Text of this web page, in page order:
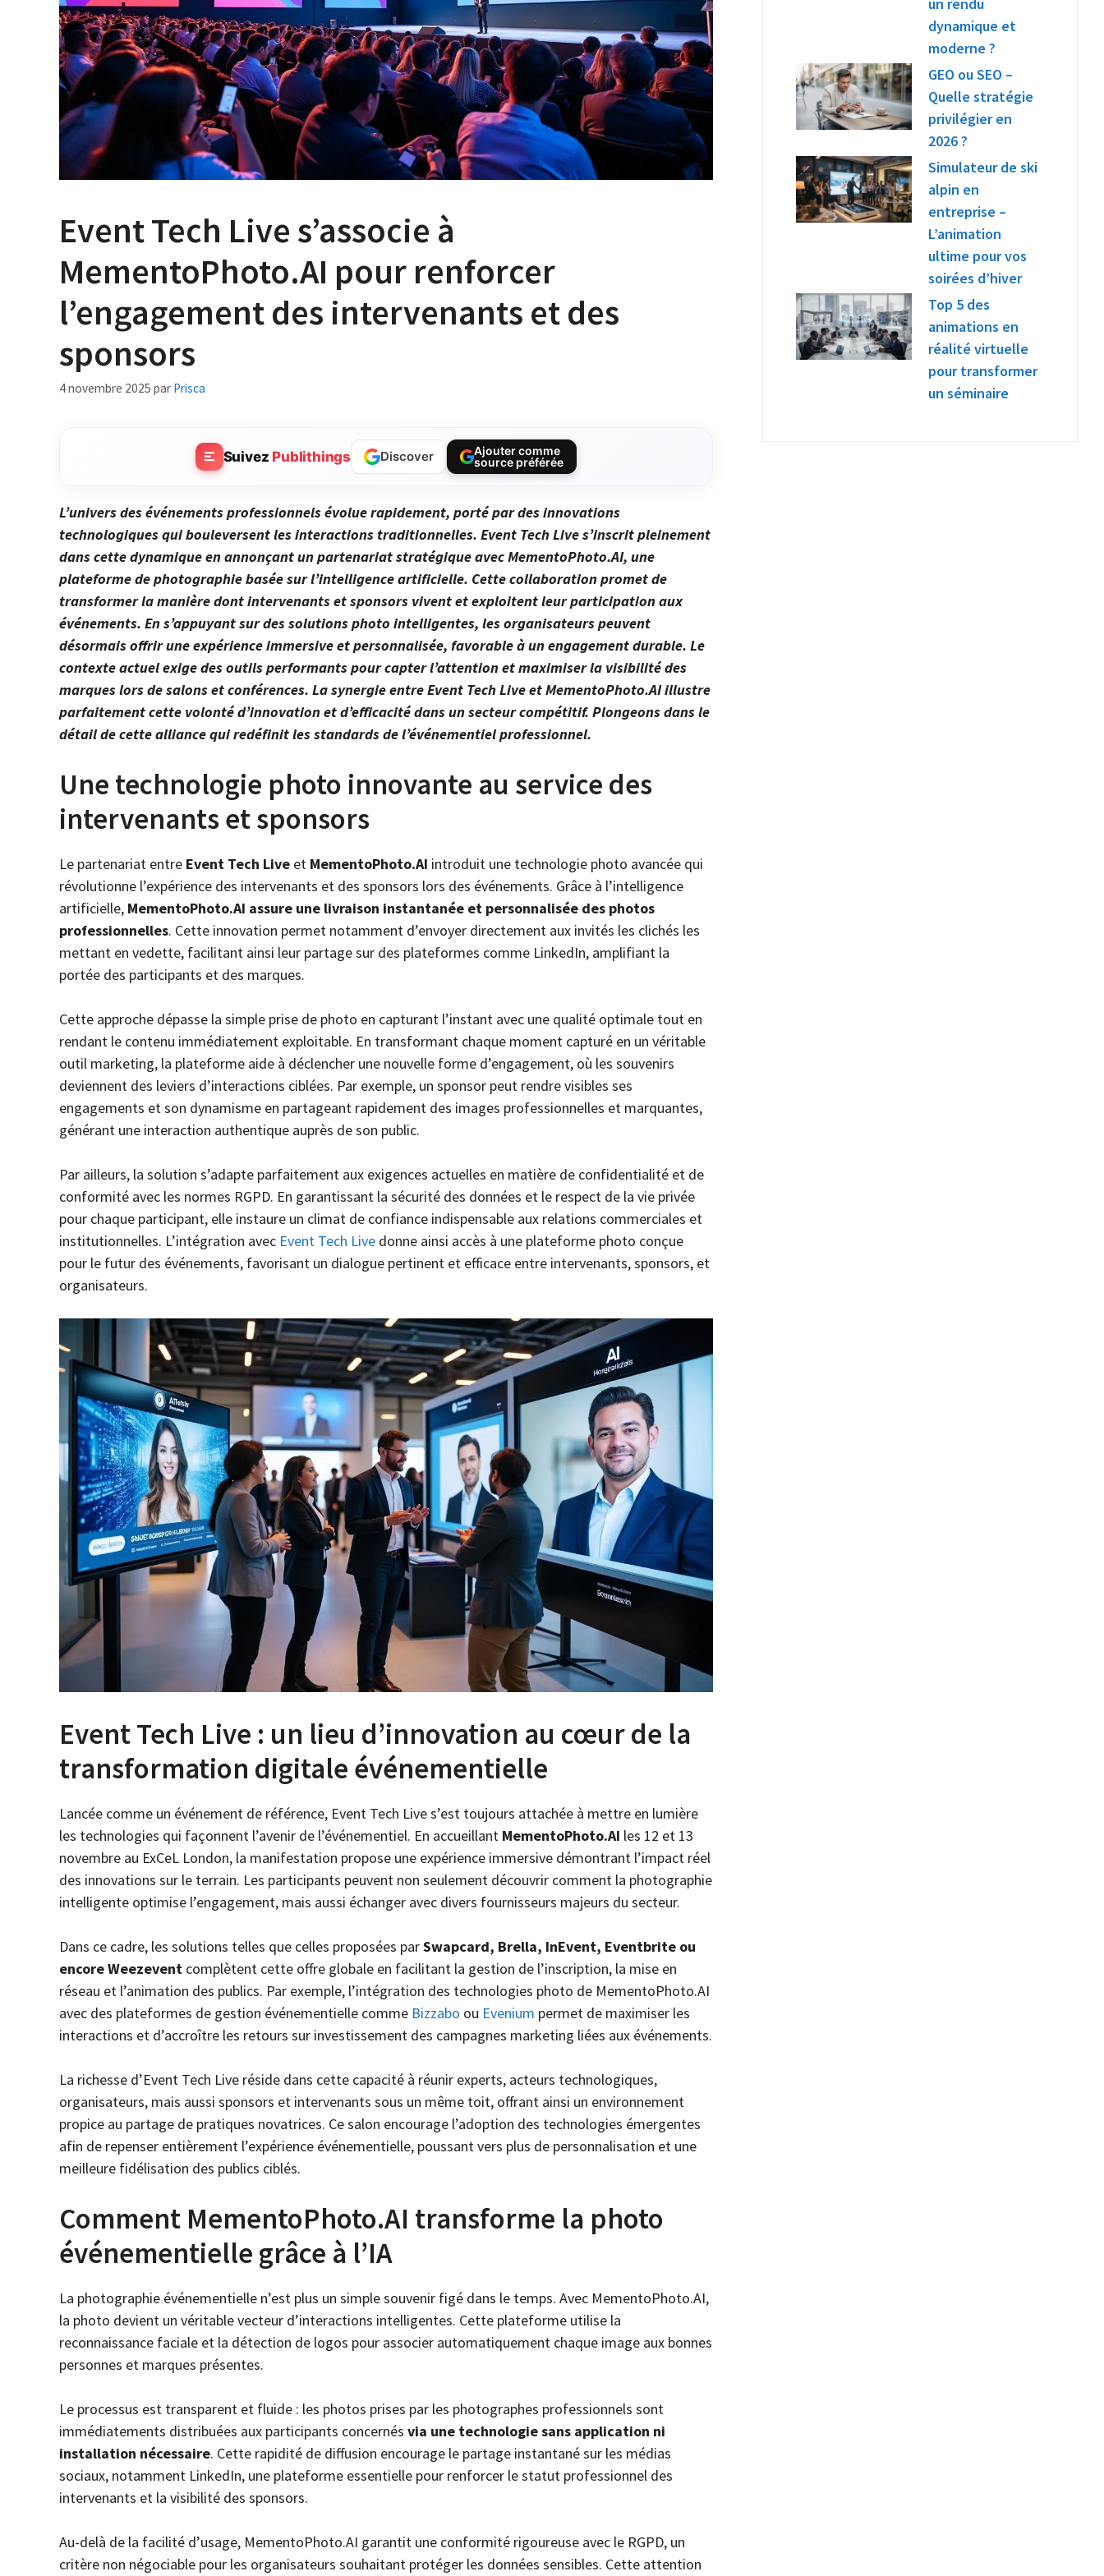
Event Tech Live s’associe à
MementoPhoto.AI pour renforcer
l’engagement des intervenants et des
sponsors
4 novembre 2025 par Prisca
Suivez Publithings Discover
Ajouter comme
source préférée
L’univers des événements professionnels évolue rapidement, porté par des innovations
technologiques qui bouleversent les interactions traditionnelles. Event Tech Live s’inscrit pleinement
dans cette dynamique en annonçant un partenariat stratégique avec MementoPhoto.AI, une
plateforme de photographie basée sur l’intelligence artificielle. Cette collaboration promet de
transformer la manière dont intervenants et sponsors vivent et exploitent leur participation aux
événements. En s’appuyant sur des solutions photo intelligentes, les organisateurs peuvent
désormais offrir une expérience immersive et personnalisée, favorable à un engagement durable. Le
contexte actuel exige des outils performants pour capter l’attention et maximiser la visibilité des
marques lors de salons et conférences. La synergie entre Event Tech Live et MementoPhoto.AI illustre
parfaitement cette volonté d’innovation et d’efficacité dans un secteur compétitif. Plongeons dans le
détail de cette alliance qui redéfinit les standards de l’événementiel professionnel.
Une technologie photo innovante au service des
intervenants et sponsors
Le partenariat entre Event Tech Live et MementoPhoto.AI introduit une technologie photo avancée qui
révolutionne l’expérience des intervenants et des sponsors lors des événements. Grâce à l’intelligence
artificielle, MementoPhoto.AI assure une livraison instantanée et personnalisée des photos
professionnelles. Cette innovation permet notamment d’envoyer directement aux invités les clichés les
mettant en vedette, facilitant ainsi leur partage sur des plateformes comme LinkedIn, amplifiant la
portée des participants et des marques.
Cette approche dépasse la simple prise de photo en capturant l’instant avec une qualité optimale tout en
rendant le contenu immédiatement exploitable. En transformant chaque moment capturé en un véritable
outil marketing, la plateforme aide à déclencher une nouvelle forme d’engagement, où les souvenirs
deviennent des leviers d’interactions ciblées. Par exemple, un sponsor peut rendre visibles ses
engagements et son dynamisme en partageant rapidement des images professionnelles et marquantes,
générant une interaction authentique auprès de son public.
Par ailleurs, la solution s’adapte parfaitement aux exigences actuelles en matière de confidentialité et de
conformité avec les normes RGPD. En garantissant la sécurité des données et le respect de la vie privée
pour chaque participant, elle instaure un climat de confiance indispensable aux relations commerciales et
institutionnelles. L’intégration avec Event Tech Live donne ainsi accès à une plateforme photo conçue
pour le futur des événements, favorisant un dialogue pertinent et efficace entre intervenants, sponsors, et
organisateurs.
Event Tech Live : un lieu d’innovation au cœur de la
transformation digitale événementielle
Lancée comme un événement de référence, Event Tech Live s’est toujours attachée à mettre en lumière
les technologies qui façonnent l’avenir de l’événementiel. En accueillant MementoPhoto.AI les 12 et 13
novembre au ExCeL London, la manifestation propose une expérience immersive démontrant l’impact réel
des innovations sur le terrain. Les participants peuvent non seulement découvrir comment la photographie
intelligente optimise l’engagement, mais aussi échanger avec divers fournisseurs majeurs du secteur.
Dans ce cadre, les solutions telles que celles proposées parSwapcard, Brella, InEvent, Eventbrite ou
encore Weezevent complètent cette offre globale en facilitant la gestion de l’inscription, la mise en
réseau et l’animation des publics. Par exemple, l’intégration des technologies photo de MementoPhoto.AI
avec des plateformes de gestion événementielle comme Bizzabo ou Evenium permet de maximiser les
interactions et d’accroître les retours sur investissement des campagnes marketing liées aux événements.
La richesse d’Event Tech Live réside dans cette capacité à réunir experts, acteurs technologiques,
organisateurs, mais aussi sponsors et intervenants sous un même toit, offrant ainsi un environnement
propice au partage de pratiques novatrices. Ce salon encourage l’adoption des technologies émergentes
afin de repenser entièrement l’expérience événementielle, poussant vers plus de personnalisation et une
meilleure fidélisation des publics ciblés.
Comment MementoPhoto.AI transforme la photo
événementielle grâce à l’IA
La photographie événementielle n’est plus un simple souvenir figé dans le temps. Avec MementoPhoto.AI,
la photo devient un véritable vecteur d’interactions intelligentes. Cette plateforme utilise la
reconnaissance faciale et la détection de logos pour associer automatiquement chaque image aux bonnes
personnes et marques présentes.
Le processus est transparent et fluide : les photos prises par les photographes professionnels sont
immédiatements distribuées aux participants concernés via une technologie sans application ni
installation nécessaire. Cette rapidité de diffusion encourage le partage instantané sur les médias
sociaux, notamment LinkedIn, une plateforme essentielle pour renforcer le statut professionnel des
intervenants et la visibilité des sponsors.
Au-delà de la facilité d’usage, MementoPhoto.AI garantit une conformité rigoureuse avec le RGPD, un
critère non négociable pour les organisateurs souhaitant protéger les données sensibles. Cette attention
dynamique et
moderne ?
GEO ou SEO –
Quelle stratégie
privilégier en
2026 ?
Simulateur de ski
alpin en
entreprise –
L’animation
ultime pour vos
soirées d’hiver
Top 5 des
animations en
réalité virtuelle
pour transformer
un séminaire